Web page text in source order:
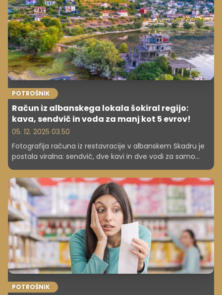
POTROŠNIK
Račun iz albanskega lokala šokiral regijo:
kava, sendvič in voda za manj kot 5 evrov!
05. 12. 2025 03.50
Fotografija računa iz restavracije v albanskem Skadru je
postala viralna: sendvič, dve kavi in dve vodi za samo
destinacija!
POTROŠNIK